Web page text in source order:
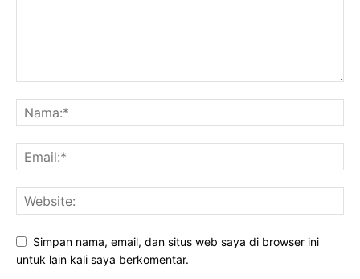
Simpan nama, email, dan situs web saya di browser ini
untuk lain kali saya berkomentar.